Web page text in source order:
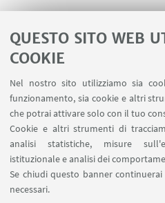
QUESTO SITO WEB
COOKIE
Nel nostro sito utilizziamo sia
funzionamento, sia cookie e altri
che potrai attivare solo con il tuo
Cookie e altri strumenti di
analisi statistiche, misure
istituzionale e analisi dei
Se chiudi questo banner
necessari.
19 Marzo | 14.00-
Giornata dedicata agli